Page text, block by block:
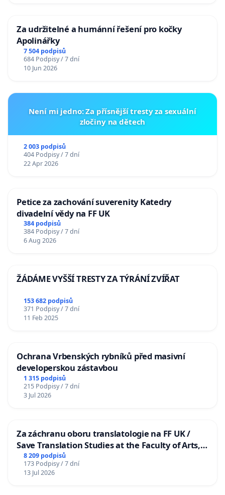
Za udržitelné a humánní řešení pro kočky
Apolinářky
7 504 podpisů
684 Podpisy / 7 dní
10 Jun 2026
Není mi jedno: Za přísnější tresty za sexuální
zločiny na dětech
2 003 podpisů
404 Podpisy / 7 dní
22 Apr 2026
Petice za zachování suverenity Katedry
divadelní vědy na FF UK
384 podpisů
384 Podpisy / 7 dní
6 Aug 2026
ŽÁDÁME VYŠŠÍ TRESTY ZA TÝRÁNÍ ZVÍŘAT
153 682 podpisů
371 Podpisy / 7 dní
11 Feb 2025
Ochrana Vrbenských rybníků před masivní
developerskou zástavbou
1 315 podpisů
215 Podpisy / 7 dní
3 Jul 2026
Za záchranu oboru translatologie na FF UK /
Save Translation Studies at the Faculty of Arts,
Charles University
8 209 podpisů
173 Podpisy / 7 dní
13 Jul 2026